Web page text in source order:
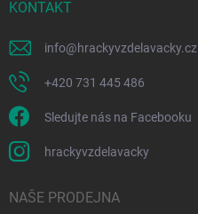
KONTAKT
info@hrackyvzdelavacky.cz
+420 731 445 486
Sledujte nás na Facebooku
hrackyvzdelavacky
NAŠE PRODEJNA